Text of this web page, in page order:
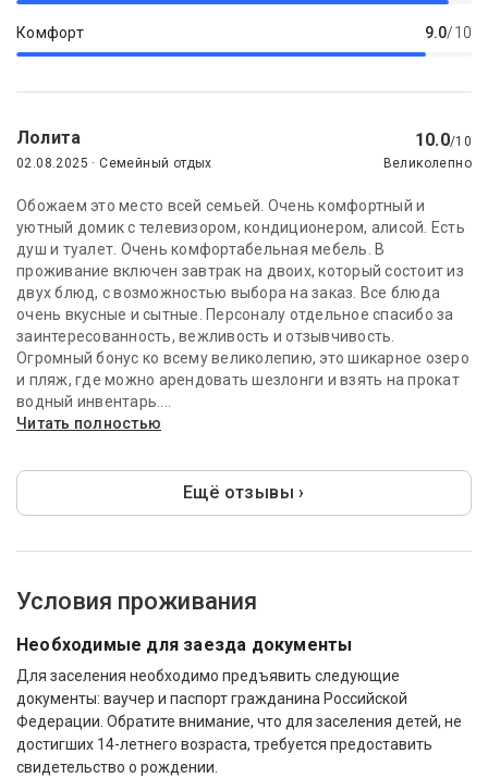
Комфорт 9.0/10
Лолита 10.0/10
02.08.2025 · Семейный отдых
Великолепно
Обожаем это место всей семьей. Очень комфортный и
уютный домик с телевизором, кондиционером, алисой. Есть
душ и туалет. Очень комфортабельная мебель. В
проживание включен завтрак на двоих, который состоит из
двух блюд, с возможностью выбора на заказ. Все блюда
очень вкусные и сытные. Персоналу отдельное спасибо за
заинтересованность, вежливость и отзывчивость.
Огромный бонус ко всему великолепию, это шикарное озеро
и пляж, где можно арендовать шезлонги и взять на прокат
водный инвентарь....
Читать полностью
Ещё отзывы ›
Условия проживания
Необходимые для заезда документы
Для заселения необходимо предъявить следующие
документы: ваучер и паспорт гражданина Российской
Федерации. Обратите внимание, что для заселения детей, не
достигших 14-летнего возраста, требуется предоставить
свидетельство о рождении.